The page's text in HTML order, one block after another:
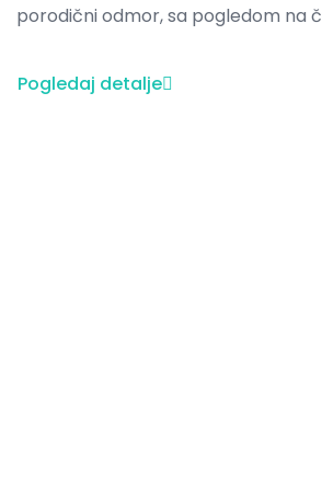
porodični odmor, sa pogledom na
Pogledaj detalje